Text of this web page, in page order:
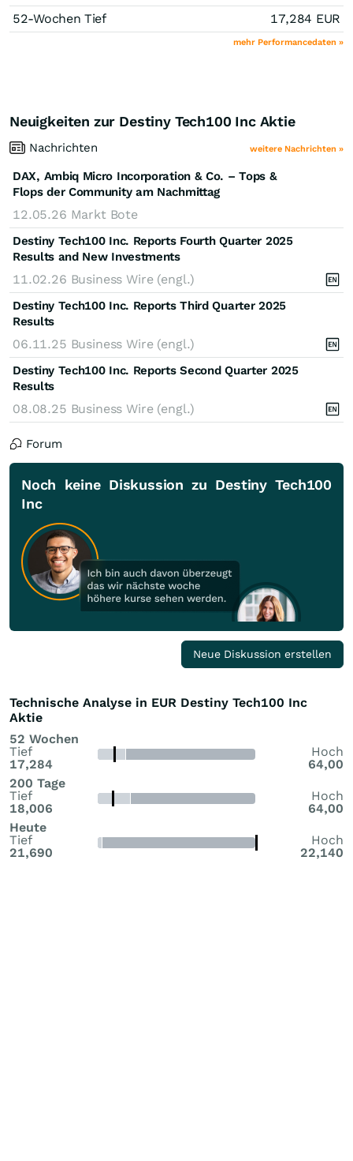
52-Wochen Tief 17,284 EUR
mehr Performancedaten »
Neuigkeiten zur Destiny Tech100 Inc Aktie
Nachrichten weitere Nachrichten »
DAX, Ambiq Micro Incorporation & Co. – Tops &
Flops der Community am Nachmittag
12.05.26 Markt Bote
Destiny Tech100 Inc. Reports Fourth Quarter 2025
Results and New Investments
11.02.26 Business Wire (engl.)
Destiny Tech100 Inc. Reports Third Quarter 2025
Results
06.11.25 Business Wire (engl.)
Destiny Tech100 Inc. Reports Second Quarter 2025
Results
08.08.25 Business Wire (engl.)
Forum
Noch keine Diskussion zu Destiny Tech100
Inc
Neue Diskussion erstellen
Technische Analyse in EUR Destiny Tech100 Inc
Aktie
52 Wochen
Tief
17,284
Hoch
64,00
200 Tage
Tief
18,006
Hoch
64,00
Heute
Tief
21,690
Hoch
22,140